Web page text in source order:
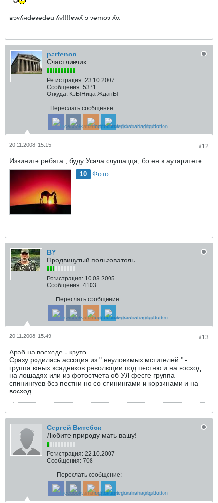
ʁɔvʎнdǝʚǝdǝu ʎv!!!!ɐwʎ ɔ vǝmоɔ ʎv.
parfenon
Счастливчик
Регистрация: 23.10.2007
Сообщения: 5371
Откуда: КрЫНица ЖданЫ
Переслать сообщение:
#12
20.11.2008, 15:15
Извините ребята , буду Усача слушацца, бо ен в аутаритете.
10 Фото
BY
Продвинутый пользователь
Регистрация: 10.03.2005
Сообщения: 4103
Переслать сообщение:
#13
20.11.2008, 15:49
Араб на восходе - круто.
Сразу родилась ассоция из " неуловимых мстителей " -
группа юных всадников революции под пестню и на восход
на лошадях или из фотоотчета об УЛ фесте группа
спинингуев без пестни но со спинингами и корзинами и на
восход...
Сергей Витебск
Любите природу мать вашу!
Регистрация: 22.10.2007
Сообщения: 708
Переслать сообщение: